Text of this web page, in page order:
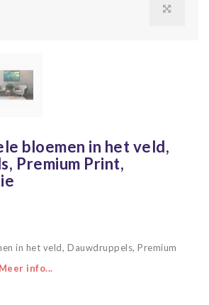
bloemen in het veld,
Premium Print,
in het veld, Dauwdruppels, Premium
Meer info...